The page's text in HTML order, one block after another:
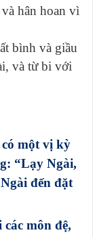
hân hoan vì
bình và giầu
và từ bi với
một vị kỳ
“Lạy Ngài,
đến đặt
môn đệ,